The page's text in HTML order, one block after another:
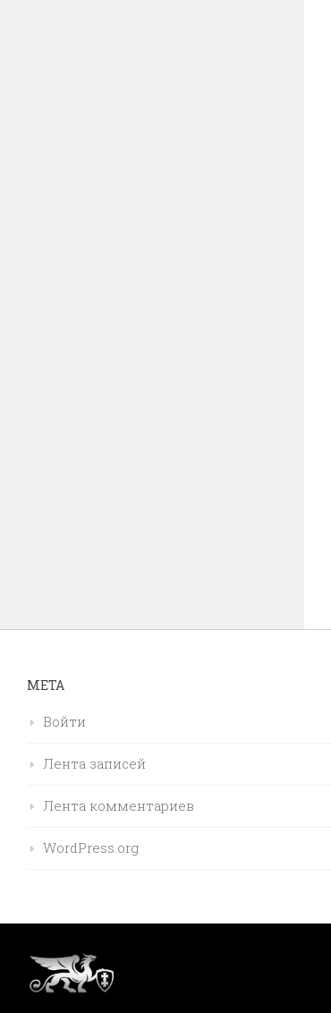
МЕТА
Войти
Лента записей
Лента комментариев
WordPress.org